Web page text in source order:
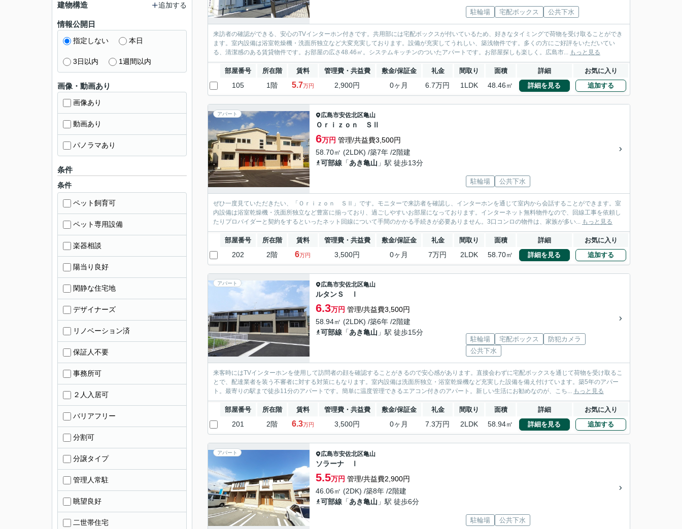
駐輪場 宅配ボックス 公共下水
来訪者の確認ができる、安心のTVインターホン付きです。共用部には宅配ボックスが付いているため、好きなタイミングで荷物を受け取ることができ
ます。室内設備は浴室乾燥機・洗面所独立など大変充実しております。設備が充実してうれしい、築浅物件です。多くの方にご好評をいただいてい
る、清潔感のある賃貸物件です。お部屋の広さ48.46㎡。システムキッチンのついたアパートです。お部屋探しも楽しく。広島市... もっと見る
部屋番号 所在階 賃料 管理費・共益費 敷金/保証金 礼金 間取り 面積 詳細 お気に入り
105 1階 5.7万円 2,900円 0ヶ月 6.7万円 1LDK 48.46㎡ 詳細を見る 追加する
アパート 広島市安佐北区亀山
Ｏｒｉｚｏｎ ＳⅡ
6万円 管理/共益費3,500円
58.70㎡ (2LDK) /築7年 /2階建
可部線 「あき亀山 」駅 徒歩13分
駐輪場 公共下水
ぜひ一度見ていただきたい、「Ｏｒｉｚｏｎ ＳⅡ」です。モニターで来訪者を確認し、インターホンを通じて室内から会話することができます。室
内設備は浴室乾燥機・洗面所独立など豊富に揃っており、過ごしやすいお部屋になっております。インターネット無料物件なので、回線工事を依頼し
たりプロバイダーと契約をするといったネット回線について手間のかかる手続きが必要ありません。3口コンロの物件は、家族が多い... もっと見る
部屋番号 所在階 賃料 管理費・共益費 敷金/保証金 礼金 間取り 面積 詳細 お気に入り
202 2階 6万円 3,500円 0ヶ月 7万円 2LDK 58.70㎡ 詳細を見る 追加する
アパート 広島市安佐北区亀山
ルタンＳ Ⅰ
6.3万円 管理/共益費3,500円
58.94㎡ (2LDK) /築6年 /2階建
可部線 「あき亀山 」駅 徒歩15分
駐輪場 宅配ボックス
防犯カメラ
公共下水
来客時にはTVインターホンを使用して訪問者の顔を確認することがきるので安心感があります。直接会わずに宅配ボックスを通じて荷物を受け取るこ
とで、配達業者を装う不審者に対する対策にもなります。室内設備は洗面所独立・浴室乾燥機など充実した設備を備え付けています。築5年のアパー
ト。最寄りの駅まで徒歩11分のアパートです。簡単に温度管理できるエアコン付きのアパート。新しい生活にお勧めなのが、こち... もっと見る
部屋番号 所在階 賃料 管理費・共益費 敷金/保証金 礼金 間取り 面積 詳細 お気に入り
201 2階 6.3万円 3,500円 0ヶ月 7.3万円 2LDK 58.94㎡ 詳細を見る 追加する
アパート 広島市安佐北区亀山
ソラーナ Ⅰ
5.5万円 管理/共益費2,900円
46.06㎡ (2DK) /築8年 /2階建
可部線 「あき亀山 」駅 徒歩6分
駐輪場 公共下水
建物構造 追加する
情報公開日
指定しない 本日
3日以内 1週間以内
画像・動画あり
画像あり
動画あり
パノラマあり
条件
条件
ペット飼育可
ペット専用設備
楽器相談
陽当り良好
閑静な住宅地
デザイナーズ
リノベーション済
保証人不要
事務所可
２人入居可
バリアフリー
分割可
分譲タイプ
管理人常駐
眺望良好
二世帯住宅